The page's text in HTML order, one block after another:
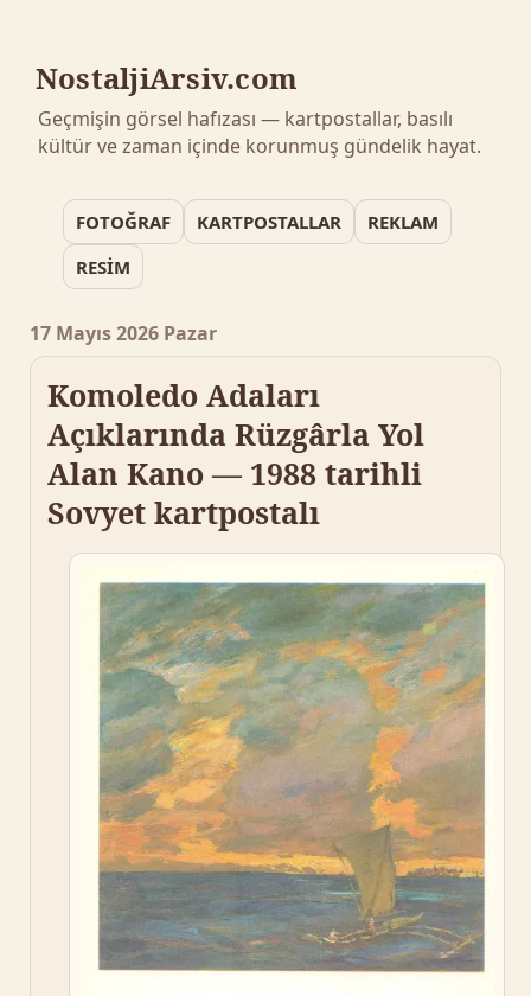
NostaljiArsiv.com
Geçmişin görsel hafızası — kartpostallar, basılı
kültür ve zaman içinde korunmuş gündelik hayat.
FOTOĞRAF KARTPOSTALLAR
REKLAM
RESİM
17 Mayıs 2026 Pazar
Komoledo Adaları
Açıklarında Rüzgârla Yol
Alan Kano — 1988 tarihli
Sovyet kartpostalı